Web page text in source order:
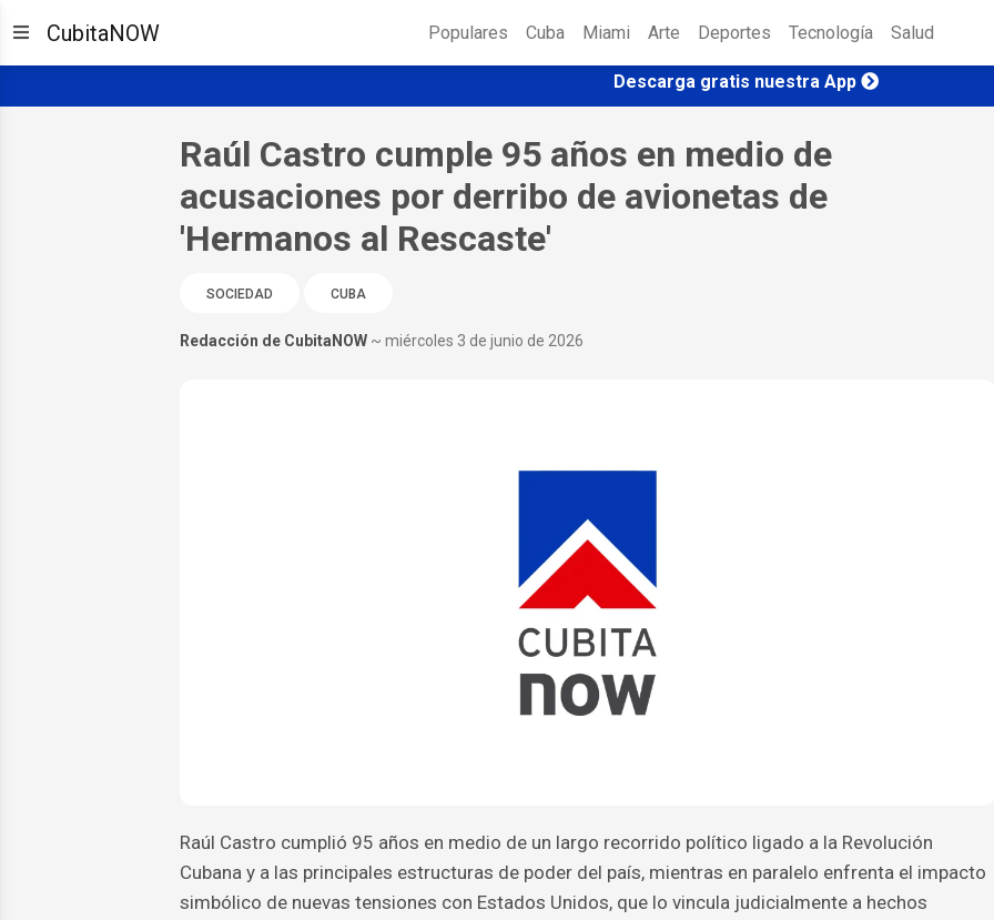
CubitaNOW Populares Cuba Miami Arte Deportes Tecnología Salud
Descarga gratis nuestra App
Raúl Castro cumple 95 años en medio de
acusaciones por derribo de avionetas de
'Hermanos al Rescaste'
SOCIEDAD CUBA
Redacción de CubitaNOW ~ miércoles 3 de junio de 2026
Raúl Castro cumplió 95 años en medio de un largo recorrido político ligado a la Revolución
Cubana y a las principales estructuras de poder del país, mientras en paralelo enfrenta el impacto
simbólico de nuevas tensiones con Estados Unidos, que lo vincula judicialmente a hechos